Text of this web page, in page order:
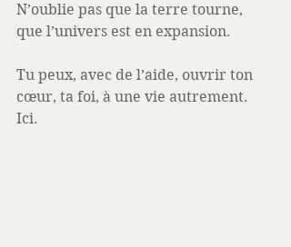
N’oublie pas que la terre tourne,
que l’univers est en expansion.
Tu peux, avec de l’aide, ouvrir ton
cœur, ta foi, à une vie autrement.
Ici.